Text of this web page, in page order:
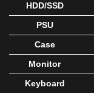
HDD/SSD
PSU
Case
Monitor
Keyboard